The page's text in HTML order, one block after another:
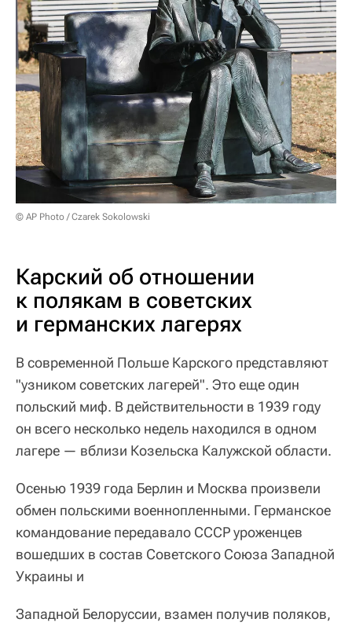
© AP Photo / Czarek Sokolowski
Карский об отношении
к полякам в советских
и германских лагерях
В современной Польше Карского представляют
"узником советских лагерей". Это еще один
польский миф. В действительности в 1939 году
он всего несколько недель находился в одном
лагере — вблизи Козельска Калужской области.
Осенью 1939 года Берлин и Москва произвели
обмен польскими военнопленными. Германское
командование передавало СССР уроженцев
вошедших в состав Советского Союза Западной
Украины и
Западной Белоруссии, взамен получив поляков,